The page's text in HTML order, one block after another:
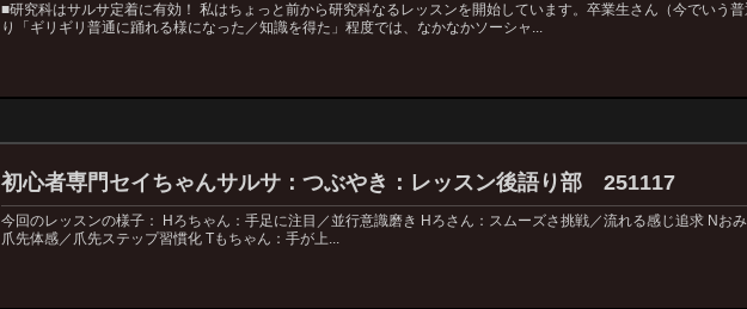
■研究科はサルサ定着に有効！ 私はちょっと前から研究科なるレッスンを開始しています。卒業生さん（今でいう
り「ギリギリ普通に踊れる様になった／知識を得た」程度では、なかなかソーシャ...
初心者専門セイちゃんサルサ：つぶやき：レッスン後語り部 251117
今回のレッスンの様子： Hろちゃん：手足に注目／並行意識磨き Hろさん：スムーズさ挑戦／流れる感じ追求 Nお
爪先体感／爪先ステップ習慣化 Tもちゃん：手が上...